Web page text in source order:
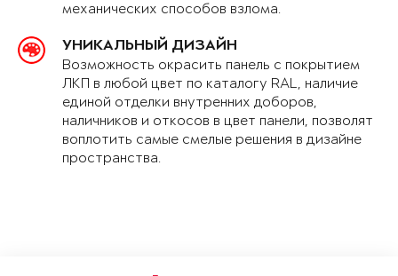
механических способов взлома.
УНИКАЛЬНЫЙ ДИЗАЙН
Возможность окрасить панель с покрытием
ЛКП в любой цвет по каталогу RAL, наличие
единой отделки внутренних доборов,
наличников и откосов в цвет панели, позволят
воплотить самые смелые решения в дизайне
пространства.